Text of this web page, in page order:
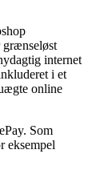
grænseløst
internet
i et
online
Som
eksempel